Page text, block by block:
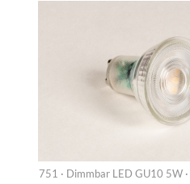
751 · Dimmbar LED GU10 5W ·